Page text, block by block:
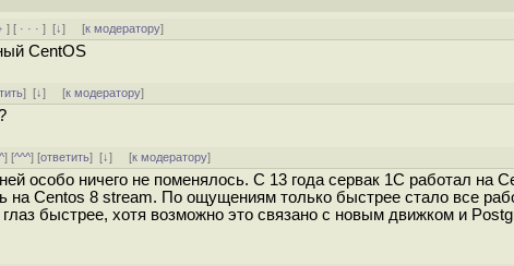
] [ · · ·][↓] [к модератору]
CentOS
][↓] [к модератору]
] [^^^] [ответить][↓] [к модератору]
особо ничего не поменялось. С 13 года сервак 1С работал на
на Centos 8 stream. По ощущениям только быстрее стало все
быстрее, хотя возможно это связано с новым движком и